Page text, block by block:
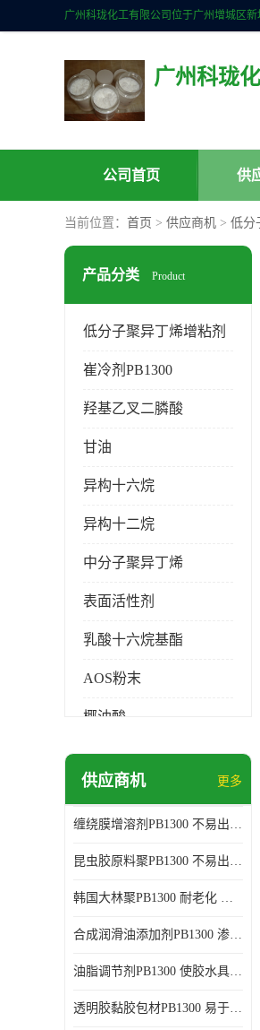
广州科珑
公司首页 供
当前位置： 首页 > 供应商机 > 低分
产品分类 Product
低分子聚异丁烯增粘剂
崔冷剂PB1300
羟基乙叉二膦酸
甘油
异构十六烷
异构十二烷
中分子聚异丁烯
表面活性剂
乳酸十六烷基酯
AOS粉末
椰油酸
月桂醇磺基琥珀酸酯二钠
谷氨酸钠
阳离子表面活性剂
供应商机 更多
缠绕膜增溶剂PB1300 不易出现分层沉淀 应用范围广
昆虫胶原料聚PB1300 不易出现分层沉淀 耐老化
韩国大林聚PB1300 耐老化 应用范围广
合成润滑油添加剂PB1300 渗透性好 使涂料具有更高的粘度
油脂调节剂PB1300 使胶水具有更好的透明度 耐老化
透明胶黏胶包材PB1300 易于使用和加工 耐老化